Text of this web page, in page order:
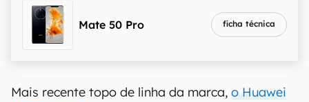
Mate 50 Pro ficha técnica
Mais recente topo de linha da marca, o Huawei